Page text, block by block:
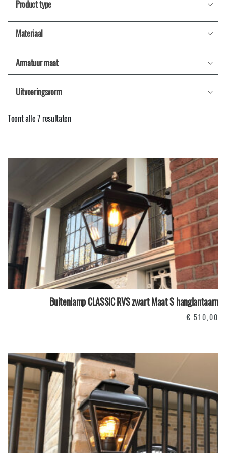
Product type
Materiaal
Armatuur maat
Uitvoeringsvorm
Toont alle 7 resultatenGesorteerd
Buitenlamp CLASSIC RVS zwart Maat S hanglantaarn
€ 510,00